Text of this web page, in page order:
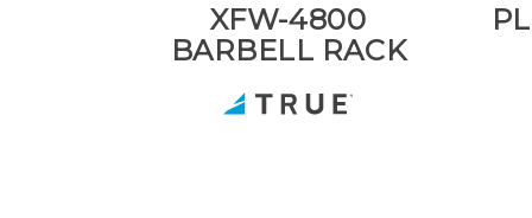
XFW-4800
BARBELL RACK